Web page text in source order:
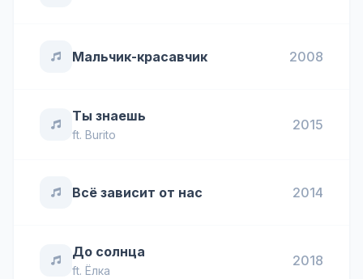
Мальчик-красавчик 2008
Ты знаешь
ft. Burito
2015
Всё зависит от нас 2014
До солнца
ft. Ёлка
2018